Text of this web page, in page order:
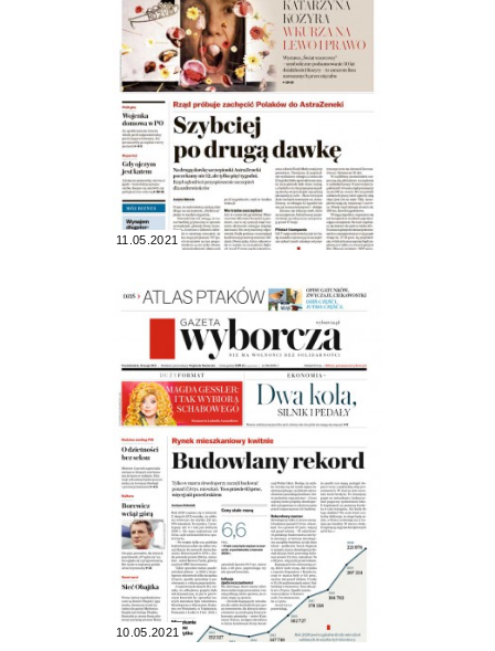
11.05.2021
10.05.2021